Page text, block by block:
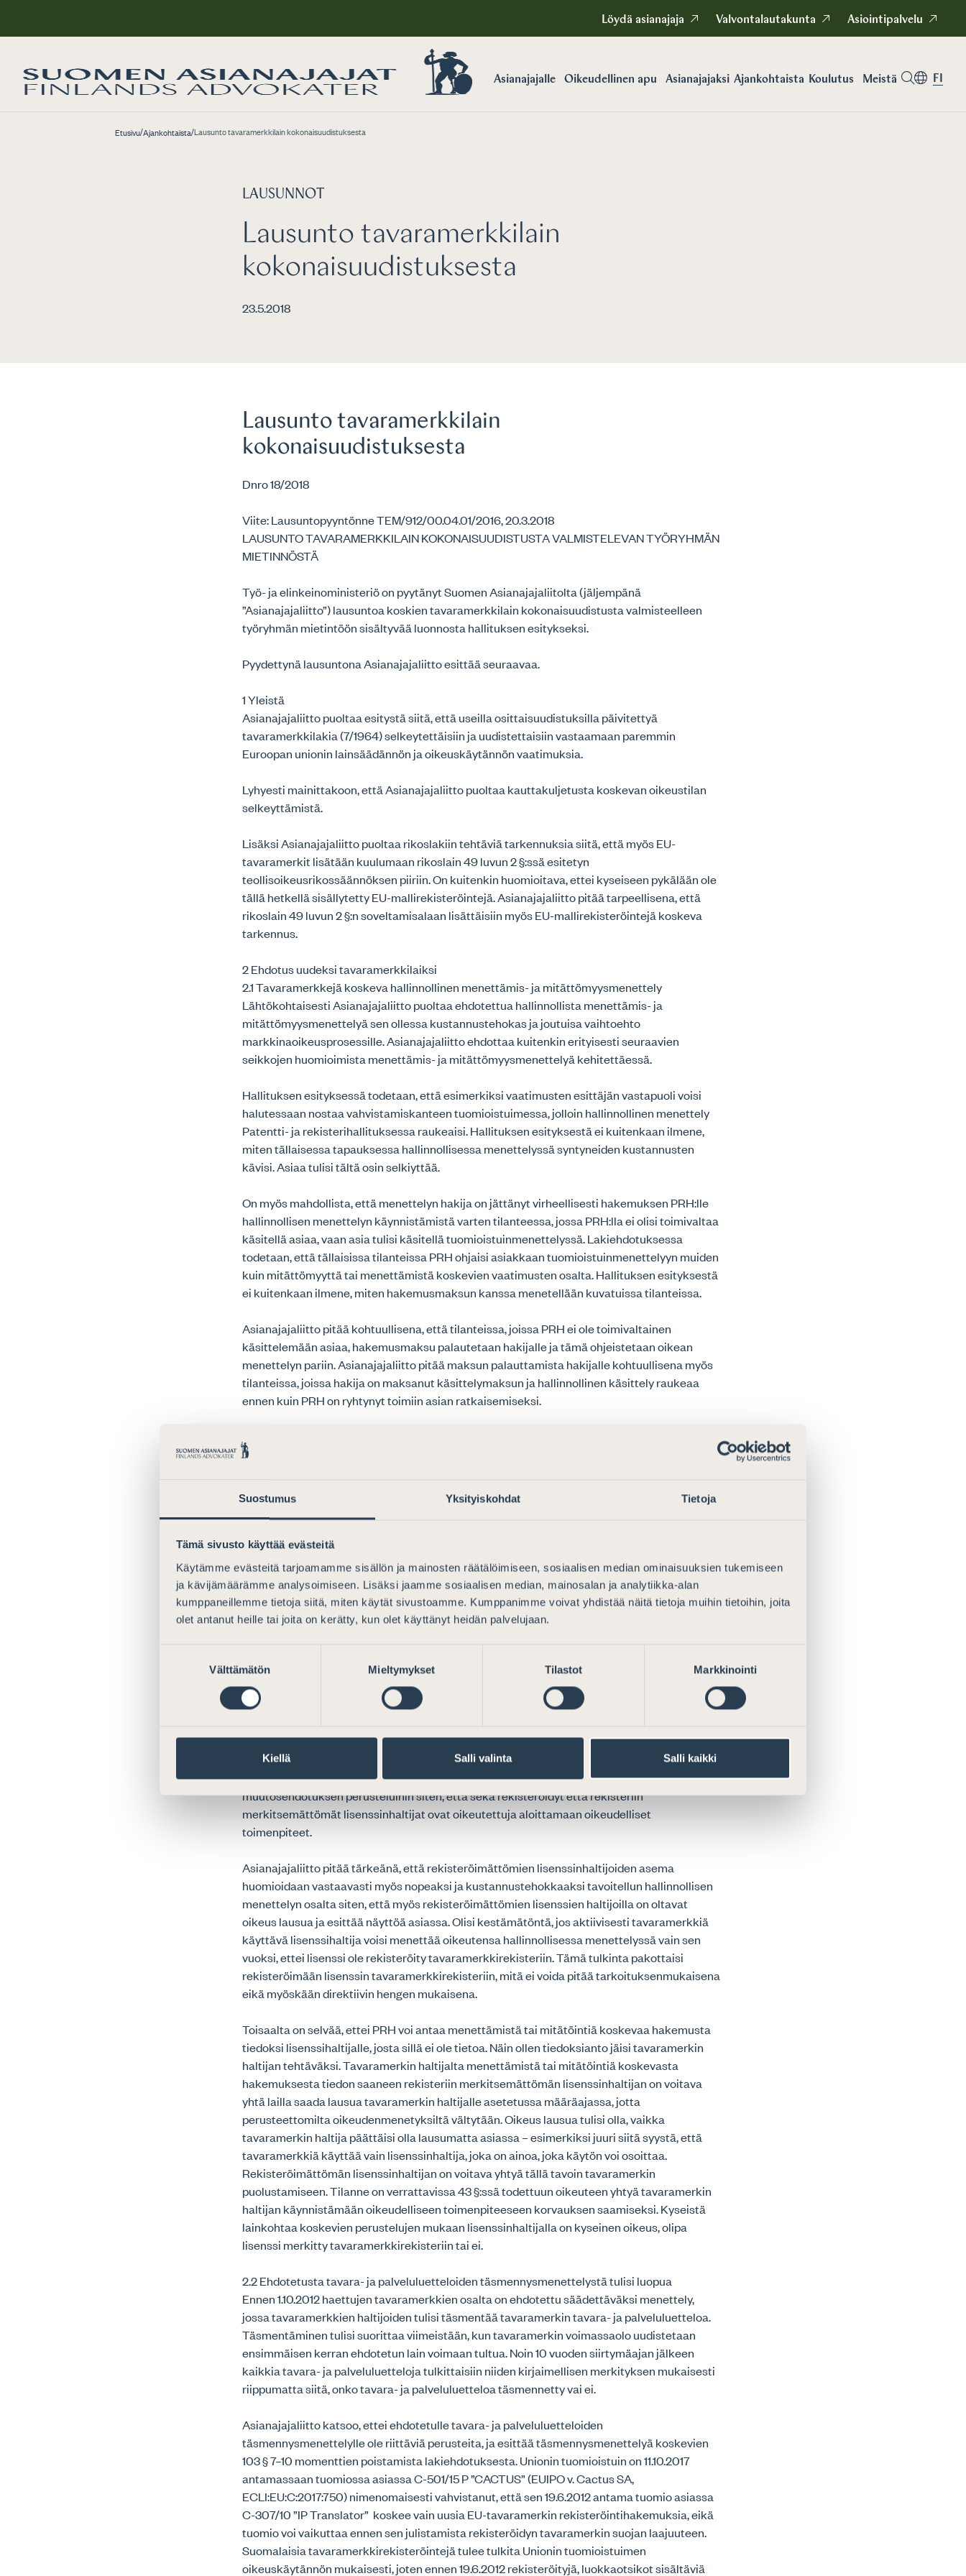
Suostumus Yksityiskohdat Tietoja
Tämä sivusto käyttää evästeitä
Käytämme evästeitä tarjoamamme sisällön ja mainosten räätälöimiseen, sosiaalisen median ominaisuuksien tukemiseen
ja kävijämäärämme analysoimiseen. Lisäksi jaamme sosiaalisen median, mainosalan ja analytiikka-alan
kumppaneillemme tietoja siitä, miten käytät sivustoamme. Kumppanimme voivat yhdistää näitä tietoja muihin tietoihin, joita
olet antanut heille tai joita on kerätty, kun olet käyttänyt heidän palvelujaan.
Välttämätön Mieltymykset Tilastot Markkinointi
Kiellä Salli valinta Salli kaikki
Löydä asianajaja Valvontalautakunta Asiointipalvelu
Asianajajalle Oikeudellinen apu Asianajajaksi Ajankohtaista Koulutus Meistä FI
Etusivu/Ajankohtaista/Lausunto tavaramerkkilain kokonaisuudistuksesta
LAUSUNNOT
Lausunto tavaramerkkilain
kokonaisuudistuksesta
23.5.2018
Lausunto tavaramerkkilain
kokonaisuudistuksesta
Dnro 18/2018
Viite: Lausuntopyyntönne TEM/912/00.04.01/2016, 20.3.2018
LAUSUNTO TAVARAMERKKILAIN KOKONAISUUDISTUSTA VALMISTELEVAN TYÖRYHMÄN
MIETINNÖSTÄ
Työ- ja elinkeinoministeriö on pyytänyt Suomen Asianajajaliitolta (jäljempänä
”Asianajajaliitto”) lausuntoa koskien tavaramerkkilain kokonaisuudistusta valmisteelleen
työryhmän mietintöön sisältyvää luonnosta hallituksen esitykseksi.
Pyydettynä lausuntona Asianajajaliitto esittää seuraavaa.
1 Yleistä
Asianajajaliitto puoltaa esitystä siitä, että useilla osittaisuudistuksilla päivitettyä
tavaramerkkilakia (7/1964) selkeytettäisiin ja uudistettaisiin vastaamaan paremmin
Euroopan unionin lainsäädännön ja oikeuskäytännön vaatimuksia.
Lyhyesti mainittakoon, että Asianajajaliitto puoltaa kauttakuljetusta koskevan oikeustilan
selkeyttämistä.
Lisäksi Asianajajaliitto puoltaa rikoslakiin tehtäviä tarkennuksia siitä, että myös EU-
tavaramerkit lisätään kuulumaan rikoslain 49 luvun 2 §:ssä esitetyn
teollisoikeusrikossäännöksen piiriin. On kuitenkin huomioitava, ettei kyseiseen pykälään ole
tällä hetkellä sisällytetty EU-mallirekisteröintejä. Asianajajaliitto pitää tarpeellisena, että
rikoslain 49 luvun 2 §:n soveltamisalaan lisättäisiin myös EU-mallirekisteröintejä koskeva
tarkennus.
2 Ehdotus uudeksi tavaramerkkilaiksi
2.1 Tavaramerkkejä koskeva hallinnollinen menettämis- ja mitättömyysmenettely
Lähtökohtaisesti Asianajajaliitto puoltaa ehdotettua hallinnollista menettämis- ja
mitättömyysmenettelyä sen ollessa kustannustehokas ja joutuisa vaihtoehto
markkinaoikeusprosessille. Asianajajaliitto ehdottaa kuitenkin erityisesti seuraavien
seikkojen huomioimista menettämis- ja mitättömyysmenettelyä kehitettäessä.
Hallituksen esityksessä todetaan, että esimerkiksi vaatimusten esittäjän vastapuoli voisi
halutessaan nostaa vahvistamiskanteen tuomioistuimessa, jolloin hallinnollinen menettely
Patentti- ja rekisterihallituksessa raukeaisi. Hallituksen esityksestä ei kuitenkaan ilmene,
miten tällaisessa tapauksessa hallinnollisessa menettelyssä syntyneiden kustannusten
kävisi. Asiaa tulisi tältä osin selkiyttää.
On myös mahdollista, että menettelyn hakija on jättänyt virheellisesti hakemuksen PRH:lle
hallinnollisen menettelyn käynnistämistä varten tilanteessa, jossa PRH:lla ei olisi toimivaltaa
käsitellä asiaa, vaan asia tulisi käsitellä tuomioistuinmenettelyssä. Lakiehdotuksessa
todetaan, että tällaisissa tilanteissa PRH ohjaisi asiakkaan tuomioistuinmenettelyyn muiden
kuin mitättömyyttä tai menettämistä koskevien vaatimusten osalta. Hallituksen esityksestä
ei kuitenkaan ilmene, miten hakemusmaksun kanssa menetellään kuvatuissa tilanteissa.
Asianajajaliitto pitää kohtuullisena, että tilanteissa, joissa PRH ei ole toimivaltainen
käsittelemään asiaa, hakemusmaksu palautetaan hakijalle ja tämä ohjeistetaan oikean
menettelyn pariin. Asianajajaliitto pitää maksun palauttamista hakijalle kohtuullisena myös
tilanteissa, joissa hakija on maksanut käsittelymaksun ja hallinnollinen käsittely raukeaa
ennen kuin PRH on ryhtynyt toimiin asian ratkaisemiseksi.
kohteena olevaan tavaramerkkiin on tavaramerkkirekisteriin merkitty panttioikeus tai
menettely voi vaikuttaa suoraan pantin- ja lisenssihaltijan oikeuteen ja asemaan ja koska
Hallituksen esityksen sanamuodon perusteella on kuitenkin tulkittavissa, että ainoastaan
rekisteröidyn pantin tai lisenssin haltijalle olisi annettava mahdollisuus lausua asiassa.
Sanamuoto jättää kuitenkin avoimeksi sen, minkälainen on rekisteröimättömän
lisenssinhaltijan oikeus lausua ja esittää näyttöä asiassa, mikäli tämä saisi tiedon
menettelystä tavaramerkin haltijalta.
todetaan lisenssinhaltijalla olevan oikeus aloittaa oikeudelliset toimenpiteet tavaramerkin
loukkausta koskevassa asiassa ainoastaan tavaramerkin haltijan suostumuksella. Saman
momentin mukaan yksinomaisen lisenssin haltija saa aloittaa oikeudelliset toimenpiteet,
mikäli tavaramerkin haltija ei saatuaan tiedon tavaramerkin loukkauksesta itse ryhdy
kohtuullisessa ajassa toimenpiteisiin loukkauksen suhteen, tai ellei toisin ole sovittu.
Kyseisen pykälän yksityiskohtaisissa perusteluissa mainitaan, ettei direktiivissä tehdä eroa
sen suhteen, onko lisenssi merkitty rekisteriin vai ei. Tämä periaate sisällytetään pykälän
muutosehdotuksen perusteluihin siten, että sekä rekisteröidyt että rekisteriin
merkitsemättömät lisenssinhaltijat ovat oikeutettuja aloittamaan oikeudelliset
toimenpiteet.
Asianajajaliitto pitää tärkeänä, että rekisteröimättömien lisenssinhaltijoiden asema
huomioidaan vastaavasti myös nopeaksi ja kustannustehokkaaksi tavoitellun hallinnollisen
menettelyn osalta siten, että myös rekisteröimättömien lisenssien haltijoilla on oltavat
oikeus lausua ja esittää näyttöä asiassa. Olisi kestämätöntä, jos aktiivisesti tavaramerkkiä
käyttävä lisenssihaltija voisi menettää oikeutensa hallinnollisessa menettelyssä vain sen
vuoksi, ettei lisenssi ole rekisteröity tavaramerkkirekisteriin. Tämä tulkinta pakottaisi
rekisteröimään lisenssin tavaramerkkirekisteriin, mitä ei voida pitää tarkoituksenmukaisena
eikä myöskään direktiivin hengen mukaisena.
Toisaalta on selvää, ettei PRH voi antaa menettämistä tai mitätöintiä koskevaa hakemusta
tiedoksi lisenssihaltijalle, josta sillä ei ole tietoa. Näin ollen tiedoksianto jäisi tavaramerkin
haltijan tehtäväksi. Tavaramerkin haltijalta menettämistä tai mitätöintiä koskevasta
hakemuksesta tiedon saaneen rekisteriin merkitsemättömän lisenssinhaltijan on voitava
yhtä lailla saada lausua tavaramerkin haltijalle asetetussa määräajassa, jotta
perusteettomilta oikeudenmenetyksiltä vältytään. Oikeus lausua tulisi olla, vaikka
tavaramerkin haltija päättäisi olla lausumatta asiassa – esimerkiksi juuri siitä syystä, että
tavaramerkkiä käyttää vain lisenssinhaltija, joka on ainoa, joka käytön voi osoittaa.
Rekisteröimättömän lisenssinhaltijan on voitava yhtyä tällä tavoin tavaramerkin
puolustamiseen. Tilanne on verrattavissa 43 §:ssä todettuun oikeuteen yhtyä tavaramerkin
haltijan käynnistämään oikeudelliseen toimenpiteeseen korvauksen saamiseksi. Kyseistä
lainkohtaa koskevien perustelujen mukaan lisenssinhaltijalla on kyseinen oikeus, olipa
lisenssi merkitty tavaramerkkirekisteriin tai ei.
2.2 Ehdotetusta tavara- ja palveluluetteloiden täsmennysmenettelystä tulisi luopua
Ennen 1.10.2012 haettujen tavaramerkkien osalta on ehdotettu säädettäväksi menettely,
jossa tavaramerkkien haltijoiden tulisi täsmentää tavaramerkin tavara- ja palveluluetteloa.
Täsmentäminen tulisi suorittaa viimeistään, kun tavaramerkin voimassaolo uudistetaan
ensimmäisen kerran ehdotetun lain voimaan tultua. Noin 10 vuoden siirtymäajan jälkeen
kaikkia tavara- ja palveluluetteloja tulkittaisiin niiden kirjaimellisen merkityksen mukaisesti
riippumatta siitä, onko tavara- ja palveluluetteloa täsmennetty vai ei.
Asianajajaliitto katsoo, ettei ehdotetulle tavara- ja palveluluetteloiden
täsmennysmenettelylle ole riittäviä perusteita, ja esittää täsmennysmenettelyä koskevien
103 § 7–10 momenttien poistamista lakiehdotuksesta. Unionin tuomioistuin on 11.10.2017
antamassaan tuomiossa asiassa C-501/15 P ”CACTUS” (EUIPO v. Cactus SA,
ECLI:EU:C:2017:750) nimenomaisesti vahvistanut, että sen 19.6.2012 antama tuomio asiassa
C-307/10 ”IP Translator” koskee vain uusia EU-tavaramerkin rekisteröintihakemuksia, eikä
tuomio voi vaikuttaa ennen sen julistamista rekisteröidyn tavaramerkin suojan laajuuteen.
Suomalaisia tavaramerkkirekisteröintejä tulee tulkita Unionin tuomioistuimen
oikeuskäytännön mukaisesti, joten ennen 19.6.2012 rekisteröityjä, luokkaotsikot sisältäviä